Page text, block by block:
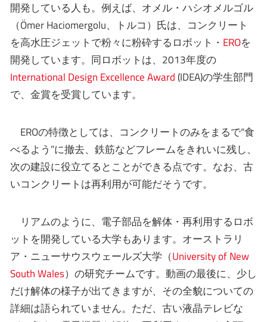
開発している人も。例えば、オメル・ハシオメルゴル
（Ömer Haciomergolu、トルコ）氏は、コンクリート
を高水圧ジェットで粉々に粉砕するロボット・ EROを
開発しています。同ロボットは、2013年度の
International Design Excellence Award(IDEA)の学生部門
で、金賞を受賞しています。
EROの特徴としては、コンクリートのみをまるで“食
べるよう”に撤去、鉄筋などフレームをきれいに残し、
次の建設に役立てるとことができる点です。なお、古
いコンクリートは再利用が可能だそうです。
リアムのように、電子部品を解体・再利用するロボ
ットを開発している大学もあります。オーストラリ
ア・ニューサウスウェールズ大学（University of New
South Wales）の研究チームです。動画の最後に、少し
だけ解体の様子が出てきますが、その全貌についての
詳細は語られていません。ただ、古い液晶テレビな